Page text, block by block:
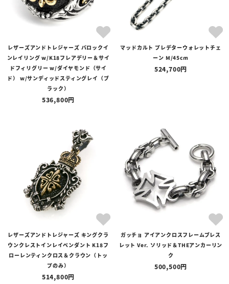
レザーズアンドトレジャーズ バロックイ
ンレイリング w/K18フレアデリー＆サイ
ドフィリグリー w/ダイヤモンド（サイ
ド） w/サンディッドスティングレイ（ブ
ラック）
536,800
マッドカルト プレデターウォレットチェ
ーン M/45cm
524,700
レザーズアンドトレジャーズ キングクラ
ウンクレストインレイペンダント K18フ
ローレンティンクロス＆クラウン（トッ
プのみ）
514,800
ガッチョ アイアンクロスフレームブレス
レット Ver. ソリッド＆THEアンカーリン
ク
500,500